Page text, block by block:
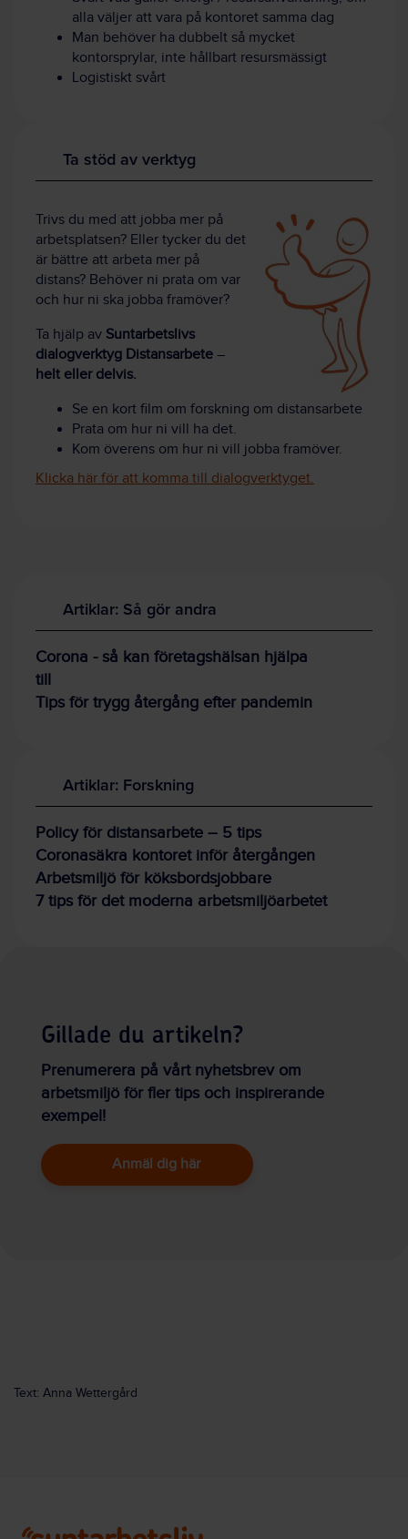
alla väljer att vara på kontoret samma dag
Man behöver ha dubbelt så mycket
kontorsprylar, inte hållbart resursmässigt
Logistiskt svårt
Ta stöd av verktyg
Trivs du med att jobba mer på
arbetsplatsen? Eller tycker du det
är bättre att arbeta mer på
distans? Behöver ni prata om var
och hur ni ska jobba framöver?
Ta hjälp av Suntarbetslivs
dialogverktyg Distansarbete –
helt eller delvis.
Se en kort film om forskning om distansarbete
Prata om hur ni vill ha det.
Kom överens om hur ni vill jobba framöver.
Klicka här för att komma till dialogverktyget.
Artiklar: Så gör andra
Corona - så kan företagshälsan hjälpa
till
Tips för trygg återgång efter pandemin
Artiklar: Forskning
Policy för distansarbete – 5 tips
Coronasäkra kontoret inför återgången
Arbetsmiljö för köksbordsjobbare
7 tips för det moderna arbetsmiljöarbetet
Gillade du artikeln?
Prenumerera på vårt nyhetsbrev om
arbetsmiljö för fler tips och inspirerande
exempel!
Anmäl dig här
Text: Anna Wettergård